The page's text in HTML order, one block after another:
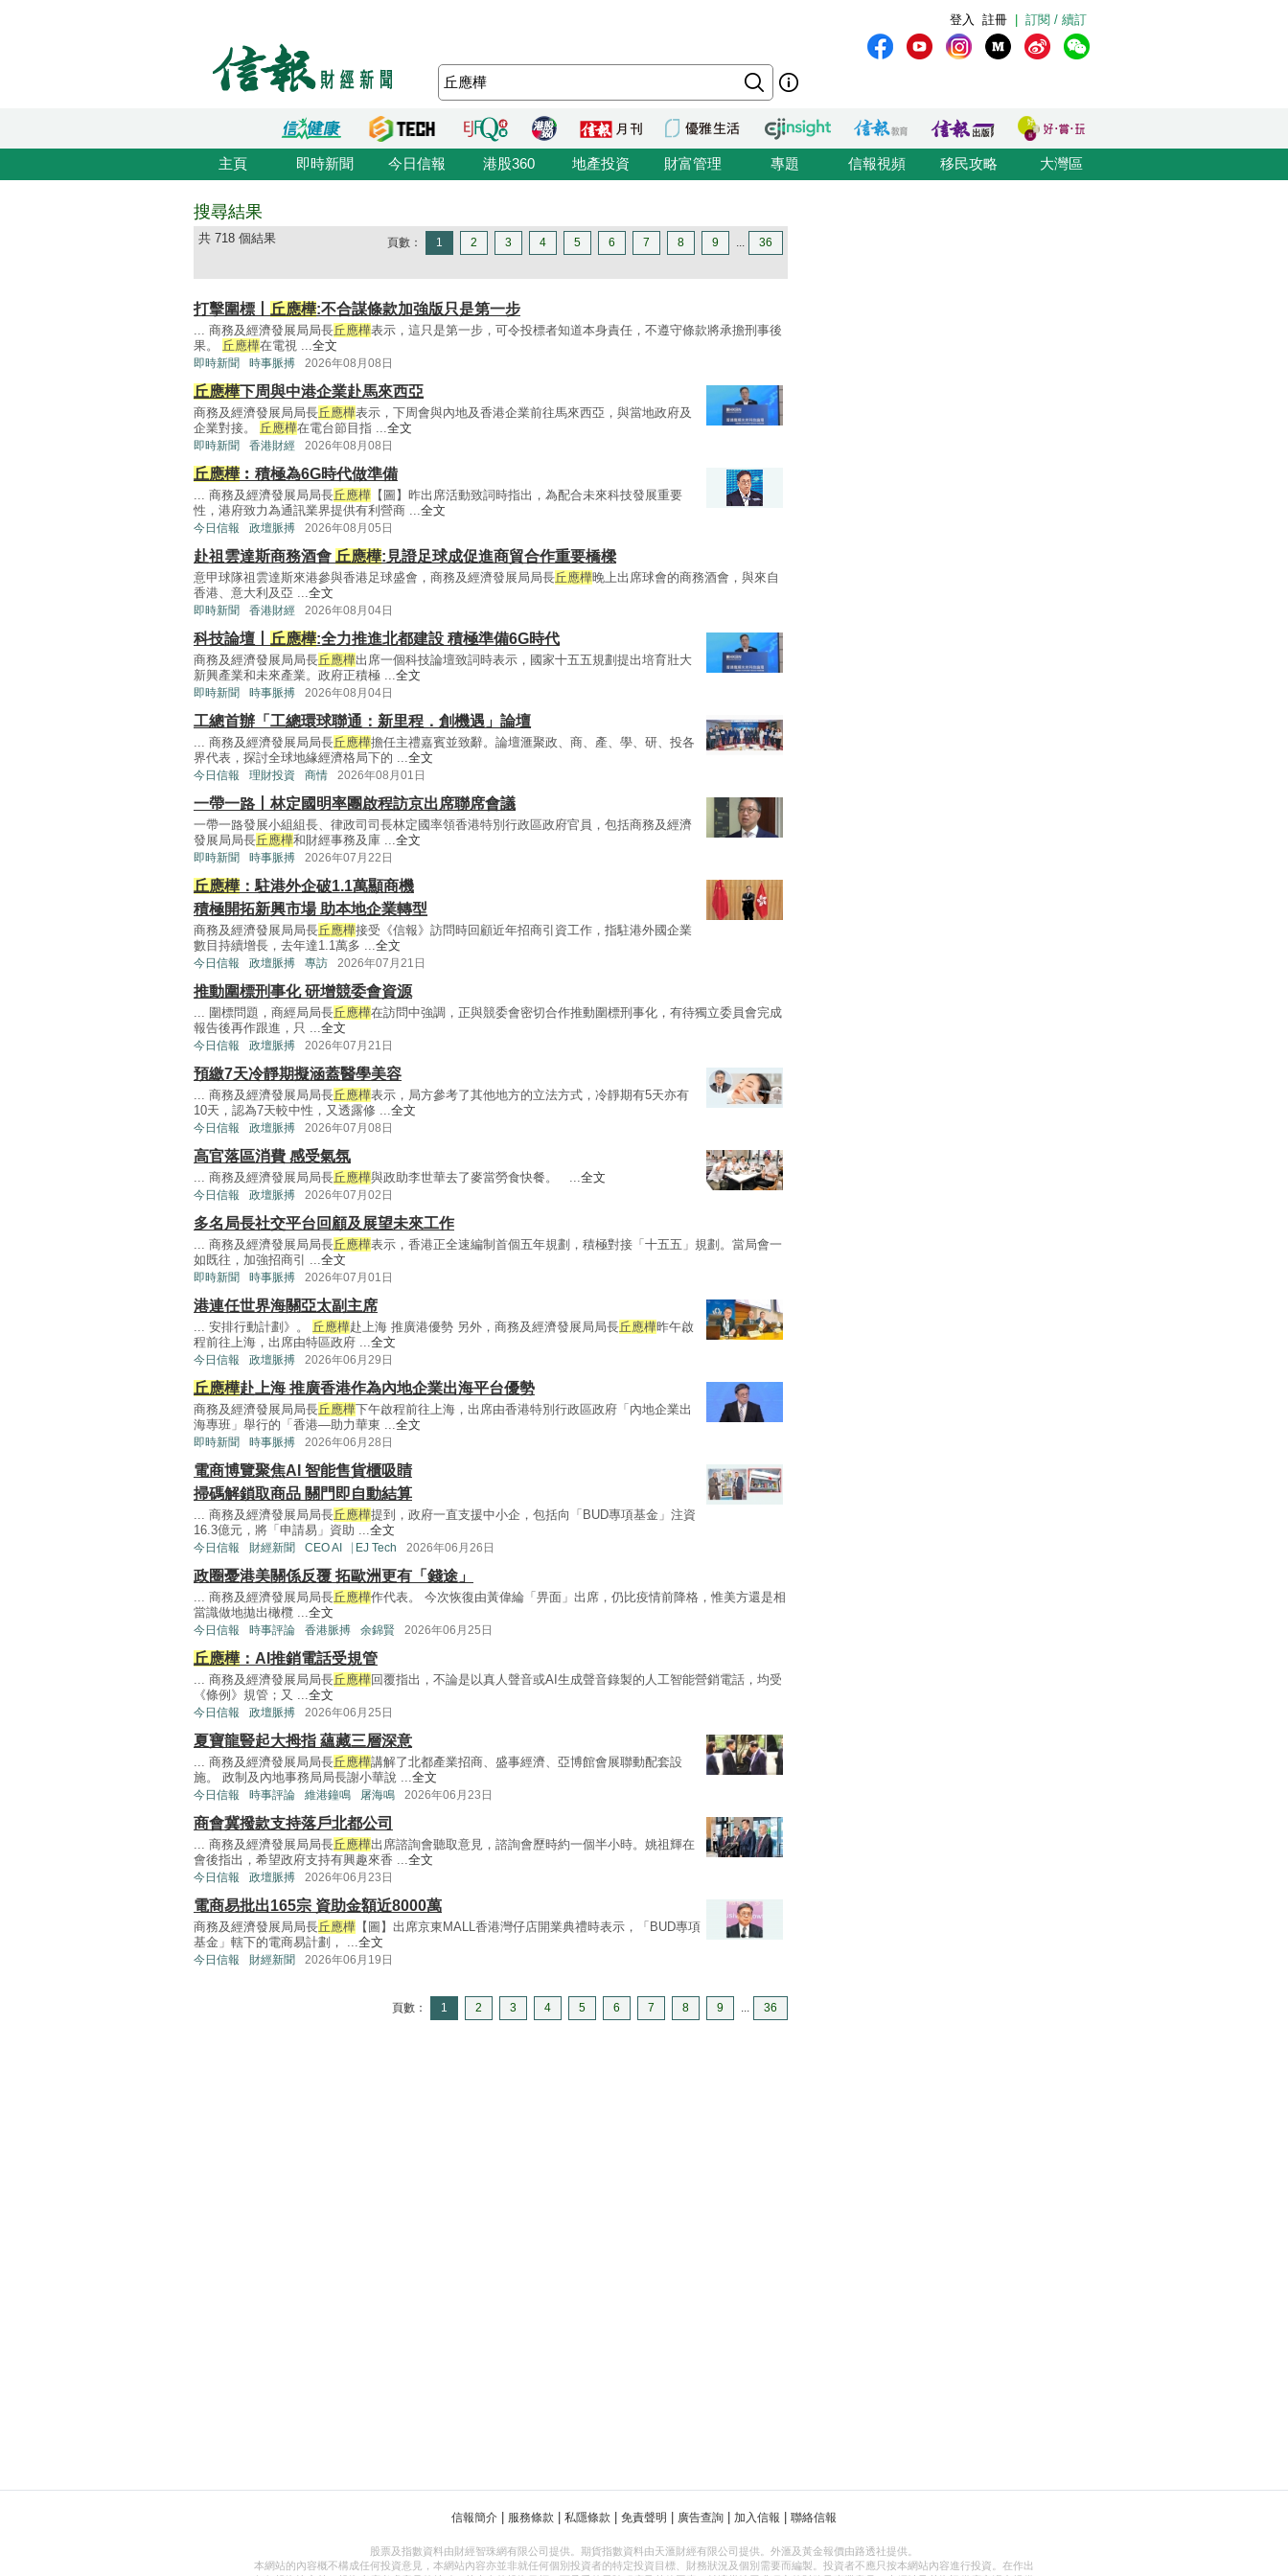
訂閱 / 續訂
註冊
登入
主頁 即時新聞 今日信報 港股360 地產投資 財富管理 專題 信報視頻 移民攻略 大灣區
搜尋結果
共 718 個結果 頁數： 1 2 3 4 5 6 7 8 9 ... 36
打擊圍標丨 丘應樺:不合謀條款加強版只是第一步
... 商務及經濟發展局局長丘應樺表示，這只是第一步，可令投標者知道本身責任，不遵守條款將承擔刑事後
果。
丘應樺在電視 ...全文
即時新聞 時事脈搏 2026年08月08日
丘應樺下周與中港企業赴馬來西亞
商務及經濟發展局局長丘應樺表示，下周會與內地及香港企業前往馬來西亞，與當地政府及
企業對接。
丘應樺在電台節目指 ...全文
即時新聞 香港財經 2026年08月08日
丘應樺︰積極為6G時代做準備
... 商務及經濟發展局局長丘應樺 【圖】昨出席活動致詞時指出，為配合未來科技發展重要
性，港府致力為通訊業界提供有利營商 ...全文
今日信報 政壇脈搏 2026年08月05日
赴祖雲達斯商務酒會 丘應樺:見證足球成促進商貿合作重要橋樑
意甲球隊祖雲達斯來港參與香港足球盛會，商務及經濟發展局局長丘應樺晚上出席球會的商務酒會，與來自
香港、意大利及亞 ...全文
即時新聞 香港財經 2026年08月04日
科技論壇丨 丘應樺:全力推進北都建設 積極準備6G時代
商務及經濟發展局局長丘應樺出席一個科技論壇致詞時表示，國家十五五規劃提出培育壯大
新興產業和未來產業。政府正積極 ...全文
即時新聞 時事脈搏 2026年08月04日
工總首辦「工總環球聯通：新里程．創機遇」論壇
... 商務及經濟發展局局長丘應樺擔任主禮嘉賓並致辭。論壇滙聚政、商、產、學、研、投各
界代表，探討全球地緣經濟格局下的 ...全文
今日信報 理財投資 商情 2026年08月01日
一帶一路丨林定國明率團啟程訪京出席聯席會議
一帶一路發展小組組長、律政司司長林定國率領香港特別行政區政府官員，包括商務及經濟
發展局局長丘應樺和財經事務及庫 ...全文
即時新聞 時事脈搏 2026年07月22日
丘應樺：駐港外企破1.1萬顯商機
積極開拓新興市場 助本地企業轉型
商務及經濟發展局局長丘應樺接受《信報》訪問時回顧近年招商引資工作，指駐港外國企業
數目持續增長，去年達1.1萬多 ...全文
今日信報 政壇脈搏 專訪 2026年07月21日
推動圍標刑事化 研增競委會資源
... 圍標問題，商經局局長丘應樺在訪問中強調，正與競委會密切合作推動圍標刑事化，有待獨立委員會完成
報告後再作跟進，只 ...全文
今日信報 政壇脈搏 2026年07月21日
預繳7天冷靜期擬涵蓋醫學美容
... 商務及經濟發展局局長丘應樺表示，局方參考了其他地方的立法方式，冷靜期有5天亦有
10天，認為7天較中性，又透露修 ...全文
今日信報 政壇脈搏 2026年07月08日
高官落區消費 感受氣氛
... 商務及經濟發展局局長丘應樺與政助李世華去了麥當勞食快餐。 ...全文
今日信報 政壇脈搏 2026年07月02日
多名局長社交平台回顧及展望未來工作
... 商務及經濟發展局局長丘應樺表示，香港正全速編制首個五年規劃，積極對接「十五五」規劃。當局會一
如既往，加強招商引 ...全文
即時新聞 時事脈搏 2026年07月01日
港連任世界海關亞太副主席
... 安排行動計劃》。 丘應樺赴上海 推廣港優勢 另外，商務及經濟發展局局長丘應樺昨午啟
程前往上海，出席由特區政府 ...全文
今日信報 政壇脈搏 2026年06月29日
丘應樺赴上海 推廣香港作為內地企業出海平台優勢
商務及經濟發展局局長丘應樺下午啟程前往上海，出席由香港特別行政區政府「內地企業出
海專班」舉行的「香港—助力華東 ...全文
即時新聞 時事脈搏 2026年06月28日
電商博覽聚焦AI 智能售貨櫃吸睛
掃碼解鎖取商品 關門即自動結算
... 商務及經濟發展局局長丘應樺提到，政府一直支援中小企，包括向「BUD專項基金」注資
16.3億元，將「申請易」資助 ...全文
今日信報 財經新聞 CEO AI⎹ EJ Tech 2026年06月26日
政圈憂港美關係反覆 拓歐洲更有「錢途」
... 商務及經濟發展局局長丘應樺作代表。 今次恢復由黃偉綸「畀面」出席，仍比疫情前降格，惟美方還是相
當識做地拋出橄欖 ...全文
今日信報 時事評論 香港脈搏 余錦賢 2026年06月25日
丘應樺：AI推銷電話受規管
... 商務及經濟發展局局長丘應樺回覆指出，不論是以真人聲音或AI生成聲音錄製的人工智能營銷電話，均受
《條例》規管；又 ...全文
今日信報 政壇脈搏 2026年06月25日
夏寶龍豎起大拇指 蘊藏三層深意
... 商務及經濟發展局局長丘應樺講解了北都產業招商、盛事經濟、亞博館會展聯動配套設
施。 政制及內地事務局局長謝小華說 ...全文
今日信報 時事評論 維港鐘鳴 屠海鳴 2026年06月23日
商會冀撥款支持落戶北都公司
... 商務及經濟發展局局長丘應樺出席諮詢會聽取意見，諮詢會歷時約一個半小時。姚祖輝在
會後指出，希望政府支持有興趣來香 ...全文
今日信報 政壇脈搏 2026年06月23日
電商易批出165宗 資助金額近8000萬
商務及經濟發展局局長丘應樺 【圖】出席京東MALL香港灣仔店開業典禮時表示，「BUD專項
基金」轄下的電商易計劃， ...全文
今日信報 財經新聞 2026年06月19日
頁數： 1 2 3 4 5 6 7 8 9 ... 36
信報簡介 服務條款 私隱條款 免責聲明 廣告查詢 加入信報 聯絡信報
股票及指數資料由財經智珠網有限公司提供。期貨指數資料由天滙財經有限公司提供。外滙及黃金報價由路透社提供。
本網站的內容概不構成任何投資意見，本網站內容亦並非就任何個別投資者的特定投資目標、財務狀況及個別需要而編製。投資者不應只按本網站內容進行投資。在作出